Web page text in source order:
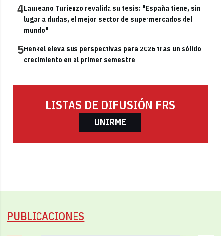
4Laureano Turienzo revalida su tesis: "España tiene, sin
lugar a dudas, el mejor sector de supermercados del
mundo"
5Henkel eleva sus perspectivas para 2026 tras un sólido
crecimiento en el primer semestre
LISTAS DE DIFUSIÓN FRS
UNIRME
PUBLICACIONES